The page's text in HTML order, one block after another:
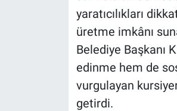
yaratıcılıkları
üretme imkânı
Belediye Başkanı
edinme hem de
vurgulayan
getirdi.